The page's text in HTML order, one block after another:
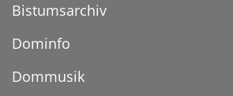
Bistumsarchiv
Dominfo
Dommusik